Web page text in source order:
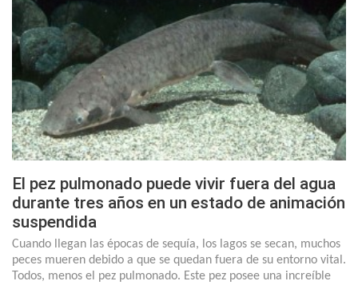
El pez pulmonado puede vivir fuera del agua
durante tres años en un estado de animación
suspendida
Cuando llegan las épocas de sequía, los lagos se secan, muchos
peces mueren debido a que se quedan fuera de su entorno vital.
Todos, menos el pez pulmonado. Este pez posee una increíble